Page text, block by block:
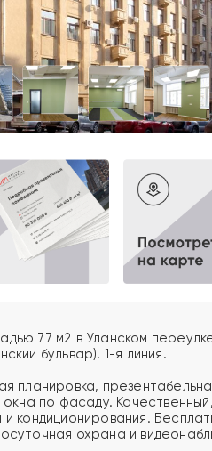
77 м2 в Уланском
бульвар). 1-я линия.
планировка,
по фасаду.
кондиционирования.
охрана и